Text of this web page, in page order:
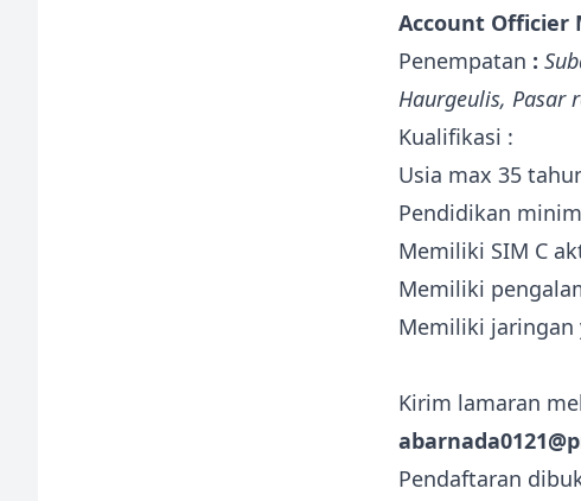
Account Officier
Penempatan :
Haurgeulis, Pasar
Kualifikasi :
Usia max 35
Pendidikan
Memiliki SIM C
Memiliki
Memiliki jaringan
Kirim lamaran
Pendaftaran